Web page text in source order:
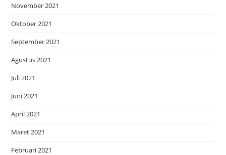
November 2021
Oktober 2021
September 2021
Agustus 2021
Juli 2021
Juni 2021
April 2021
Maret 2021
Februari 2021